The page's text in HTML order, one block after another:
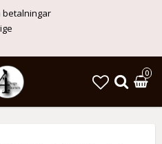
betalningar
0